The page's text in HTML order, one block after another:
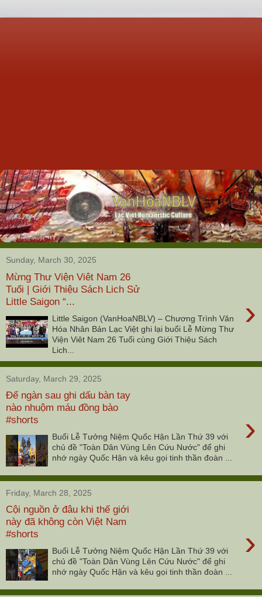
Sunday, March 30, 2025
Mừng Thư Viện Viêt Nam 26
Tuổi | Giới Thiệu Sách Lich Sử
Little Saigon “...
›
Little Saigon (VanHoaNBLV) – Chương Trình Văn
Hóa Nhân Bản Lạc Việt ghi lại buổi Lễ Mừng Thư
Viện Viêt Nam 26 Tuổi cùng Giới Thiệu Sách
Lich...
Saturday, March 29, 2025
Để ngàn sau ghi dấu bàn tay
nào nhuộm máu đồng bào
#shorts
›
Buổi Lễ Tưởng Niệm Quốc Hận Lần Thứ 39 với
chủ đề "Toàn Dân Vùng Lên Cứu Nước" để ghi
nhớ ngày Quốc Hận và kêu gọi tinh thần đoàn ...
Friday, March 28, 2025
Cội nguồn ở đâu khi thế giới
này đã không còn Việt Nam
#shorts
›
Buổi Lễ Tưởng Niệm Quốc Hận Lần Thứ 39 với
chủ đề "Toàn Dân Vùng Lên Cứu Nước" để ghi
nhớ ngày Quốc Hận và kêu gọi tinh thần đoàn ...